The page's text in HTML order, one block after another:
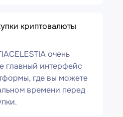
криптовалюты
очень
главный интерфейс
где вы можете
времени перед